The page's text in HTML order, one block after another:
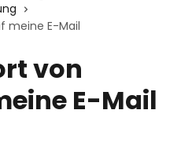
meine E-Mail
von
E-Mail